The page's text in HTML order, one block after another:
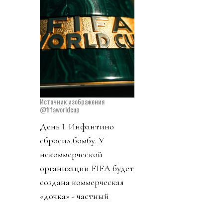
Источник изображения
@fifaworldcup
День 1. Инфантино
сбросил бомбу. У
некоммерческой
организации FIFA будет
создана коммерческая
«дочка» - частный